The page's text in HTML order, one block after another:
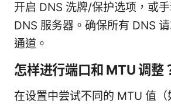
开启 DNS 洗牌/保护选项，或
DNS 服务器。确保所有 DNS
通道。
怎样进行端口和 MTU 调整
在设置中尝试不同的 MTU 值（